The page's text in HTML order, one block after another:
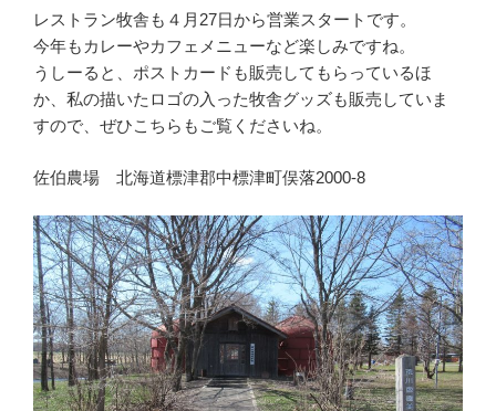
レストラン牧舎も４月27日から営業スタートです。
今年もカレーやカフェメニューなど楽しみですね。
うしーると、ポストカードも販売してもらっているほ
か、私の描いたロゴの入った牧舎グッズも販売していま
すので、ぜひこちらもご覧くださいね。
佐伯農場 北海道標津郡中標津町俣落2000-8